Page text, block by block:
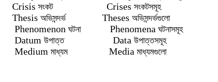
Crisis সংকট Crises সংকটসমূহ
Thesis অভিসন্দর্ভ Theses অভিসন্দর্ভগুলো
Phenomenon ঘটনা Phenomena ঘটনাসমূহ
Datum উপাত্তData উপাত্তসমূহ
Medium মাধ্যম Media মাধ্যমগুলো